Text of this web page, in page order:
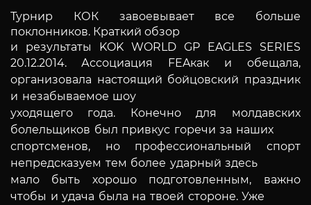
Турнир КОК завоевывает все больше
поклонников. Краткий обзор
и результаты KOK WORLD GP EAGLES
SERIES
20.12.2014. Ассоциация FEAкак и обещала,
организовала настоящий бойцовский праздник
и незабываемое шоу
уходящего года. Конечно для молдавских
болельщиков был привкус горечи за наших
спортсменов, но профессиональный спорт
непредсказуем тем более ударный здесь
мало быть хорошо подготовленным, важно
чтобы и удача была на твоей стороне. Уже